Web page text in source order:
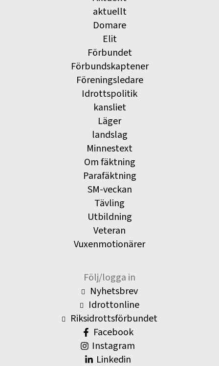
aktuellt
Domare
Elit
Förbundet
Förbundskaptener
Föreningsledare
Idrottspolitik
kansliet
Läger
landslag
Minnestext
Om fäktning
Parafäktning
SM-veckan
Tävling
Utbildning
Veteran
Vuxenmotionärer
Följ/logga in
Nyhetsbrev
Idrottonline
Riksidrottsförbundet
Facebook
Instagram
Linkedin